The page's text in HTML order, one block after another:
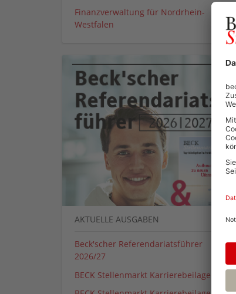
Finanzverwaltung für Nordrhein-
Westfalen
AKTUELLE AUSGABEN
Beck'scher Referendariatsführer
2026/27
BECK Stellenmarkt Karrierebeilage 01_26